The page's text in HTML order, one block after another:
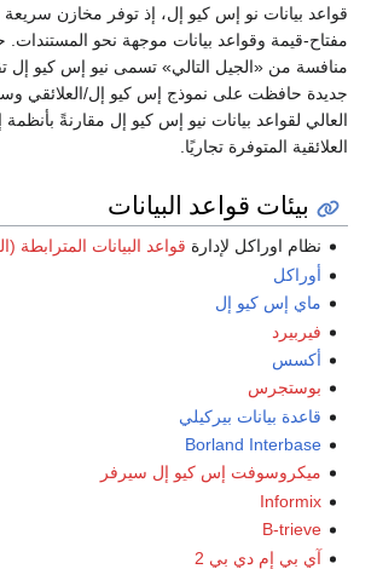
قواعد بيانات نو إس كيو إل، إذ توفر مخازن
مفتاح-قيمة وقواعد بيانات موجهة نحو المستندات.
منافسة من «الجيل التالي» تسمى نيو إس كيو إل
جديدة حافظت على نموذج إس كيو إل/العلائقي
العالي لقواعد بيانات نيو إس كيو إل مقارنةً بأنظمة
العلائقية المتوفرة تجاريًا.
بيئات قواعد البيانات
نظام اوراكل لإدارة قواعد البيانات المترابطة
أوراكل
ماي إس كيو إل
فيربيرد
أكسس
بوستجرس
قاعدة بيانات بيركيلي
Borland Interbase
ميكروسوفت إس كيو إل سيرفر
Informix
B-trieve
آي بي إم دي بي 2